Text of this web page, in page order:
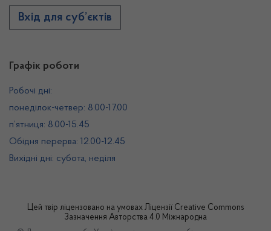
Графік роботи
Робочі дні:
понеділок-четвер: 8.00-17.00
п’ятниця: 8.00-15.45
Обідня перерва: 12.00-12.45
Вихідні дні: субота, неділя
Вхід для суб’єктів
Цей твір ліцензовано на умовах Ліцензії Creative Commons
Зазначення Авторства 4.0 Міжнародна